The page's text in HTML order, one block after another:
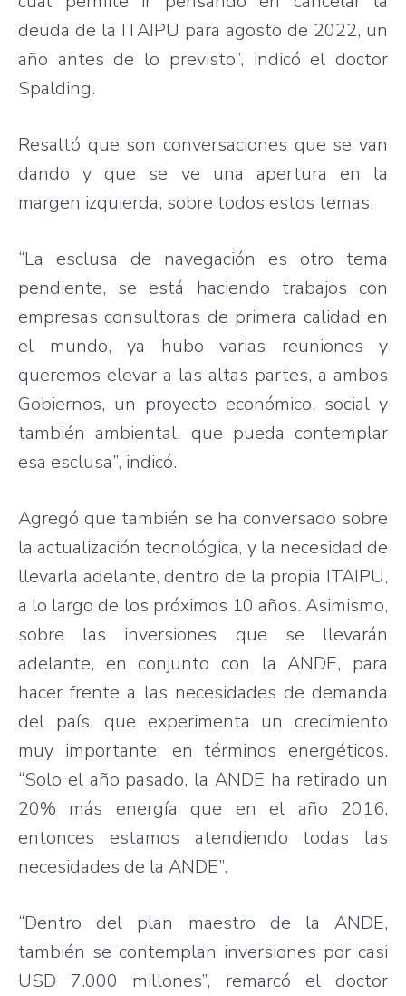
deuda de la ITAIPU para agosto de 2022, un
año antes de lo previsto”, indicó el doctor
Spalding.
Resaltó que son conversaciones que se van
dando y que se ve una apertura en la
margen izquierda, sobre todos estos temas.
“La esclusa de navegación es otro tema
pendiente, se está haciendo trabajos con
empresas consultoras de primera calidad en
el mundo, ya hubo varias reuniones y
queremos elevar a las altas partes, a ambos
Gobiernos, un proyecto económico, social y
también ambiental, que pueda contemplar
esa esclusa”, indicó.
Agregó que también se ha conversado sobre
la actualización tecnológica, y la necesidad de
llevarla adelante, dentro de la propia ITAIPU,
a lo largo de los próximos 10 años. Asimismo,
sobre las inversiones que se llevarán
adelante, en conjunto con la ANDE, para
hacer frente a las necesidades de demanda
del país, que experimenta un crecimiento
muy importante, en términos energéticos.
“Solo el año pasado, la ANDE ha retirado un
20% más energía que en el año 2016,
entonces estamos atendiendo todas las
necesidades de la ANDE”.
“Dentro del plan maestro de la ANDE,
también se contemplan inversiones por casi
USD 7.000 millones”, remarcó el doctor